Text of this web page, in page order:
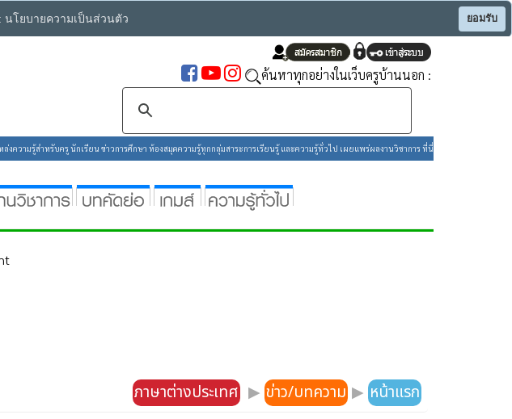
นโยบายความเป็นส่วนตัว ยอมรับ
ค้นหาทุกอย่างในเว็บครูบ้านนอก :
งความรู้สำหรับครู นักเรียน ข่าวการศึกษา ห้องสมุดความรู้ทุกกลุ่มสาระการเรียนรู้ และความรู้ทั่วไป เผยแพร่ผลงานวิชาการ ที่นี่
ภาษาต่างประเทศ ▶ ข่าว/บทความ ▶ หน้าแรก